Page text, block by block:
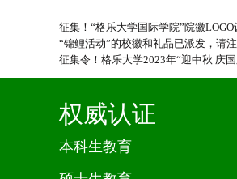
征集！“格乐大学国际学院”院徽LOGO
“锦鲤活动”的校徽和礼品已派发，请注
征集令！格乐大学2023年“迎中秋 庆
权威认证
本科生教育